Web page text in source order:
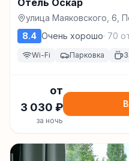
Отель Оскар
улица Маяковского, 6,
8.4 Очень хорошо· 70
Wi-Fi Парковка
от
3 030 ₽
за ночь